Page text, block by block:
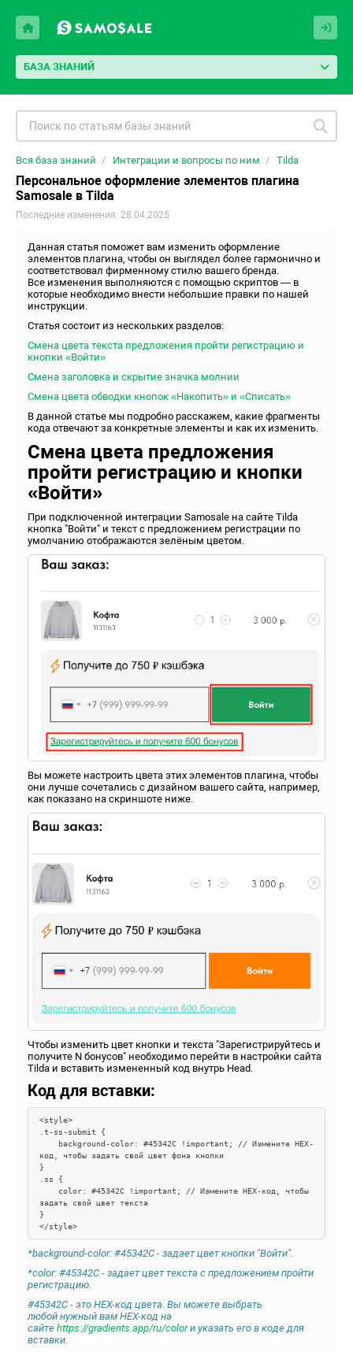
БАЗА ЗНАНИЙ
Вся база знаний Интеграции и вопросы по ним Tilda
Персональное оформление элементов плагина
Samosale в Tilda
Последние изменения: 28.04.2025
Данная статья поможет вам изменить оформление
элементов плагина, чтобы он выглядел более гармонично и
соответствовал фирменному стилю вашего бренда.
Все изменения выполняются с помощью скриптов — в
которые необходимо внести небольшие правки по нашей
инструкции.
Статья состоит из нескольких разделов:
Смена цвета текста предложения пройти регистрацию и
кнопки «Войти»
Смена заголовка и скрытие значка молнии
Смена цвета обводки кнопок «Накопить» и «Списать»
В данной статье мы подробно расскажем, какие фрагменты
кода отвечают за конкретные элементы и как их изменить.
Смена цвета предложения
пройти регистрацию и кнопки
«Войти»
При подключенной интеграции Samosale на сайте Tilda
кнопка "Войти" и текст с предложением регистрации по
умолчанию отображаются зелёным цветом.
Вы можете настроить цвета этих элементов плагина, чтобы
они лучше сочетались с дизайном вашего сайта, например,
как показано на скриншоте ниже.
Чтобы изменить цвет кнопки и текста "Зарегистрируйтесь и
получите N бонусов" необходимо перейти в настройки сайта
Tilda и вставить измененный код внутрь Head.
Код для вставки:
<style>
.t-ss-submit {
код, чтобы задать свой цвет фона кнопки
}
.ss {
задать свой цвет текста
}
*background-color: #45342C - задает цвет кнопки "Войти".
*color: #45342C - задает цвет текста с предложением пройти
регистрацию.
#45342C - это HEX-код цвета. Вы можете выбрать
любой нужный вам HEX-код на
сайте https://gradients.app/ru/colorи указать его в коде для
вставки.